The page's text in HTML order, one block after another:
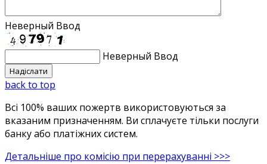
Неверный Ввод
Неверный Ввод
back to top
Всі 100% ваших пожертв використовуються за
вказаним призначенням. Ви сплачуєте тільки послуги
банку або платіжних систем.
Детальніше про комісію при перерахуванні >>>